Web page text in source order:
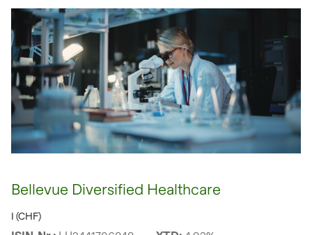
Bellevue Diversified Healthcare
I (CHF)